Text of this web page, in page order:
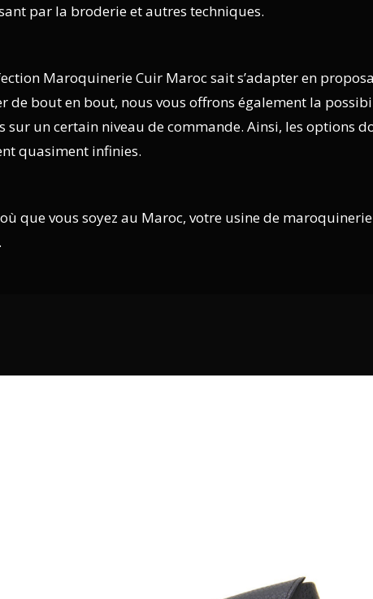
par la broderie et autres techniques.
Maroquinerie Cuir Maroc sait s’adapter en
de bout en bout, nous vous offrons également la
sur un certain niveau de commande. Ainsi, les options
quasiment infinies.
que vous soyez au Maroc, votre usine de